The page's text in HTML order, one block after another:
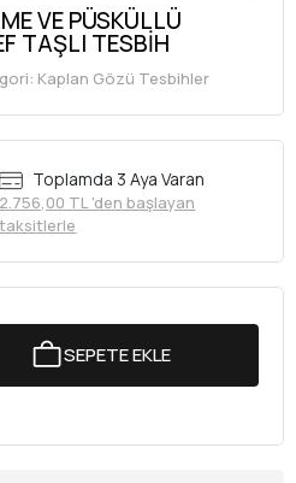
VE PÜSKÜLLÜ
TAŞLI TESBİH
Kaplan Gözü Tesbihler
Toplamda 3 Aya Varan
2.756,00 TL 'den başlayan
taksitlerle
SEPETE EKLE